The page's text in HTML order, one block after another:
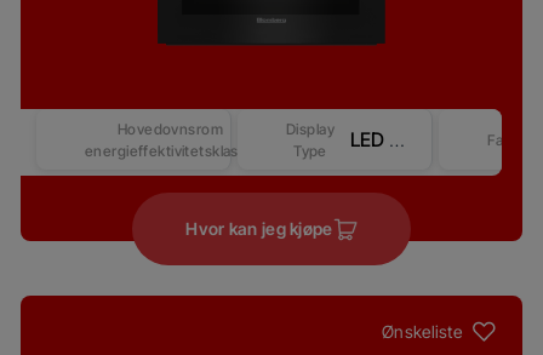
Hovedovnsrom
energieffektivitetsklasse
Display
Type
LED Display - Touch&Knob Control Prologue-Beyond DAC Better– Competitive-2 Farge
Hvor kan jeg kjøpe
Ønskeliste